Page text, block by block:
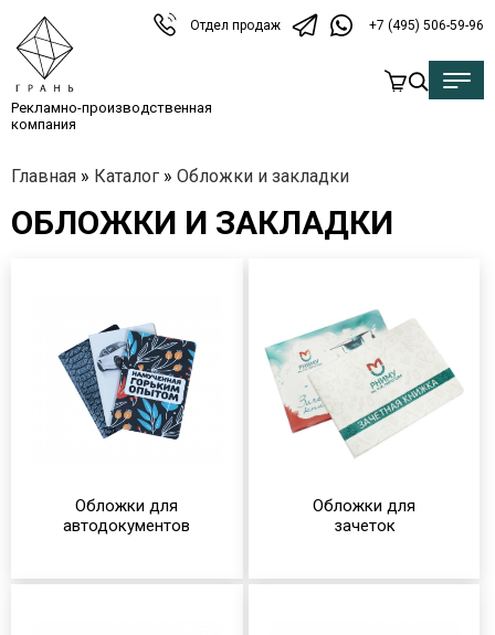
Отдел продаж +7 (495) 506-59-96
Рекламно-производственная
компания
Главная » Каталог » Обложки и закладки
ОБЛОЖКИ И ЗАКЛАДКИ
Обложки для
автодокументов
Обложки для
зачеток